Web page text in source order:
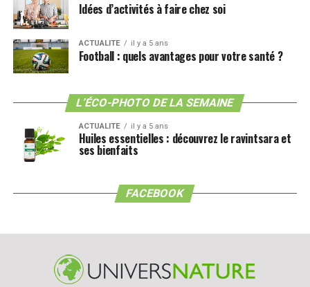
Idées d’activités à faire chez soi
ACTUALITE il y a 5 ans
Football : quels avantages pour votre santé ?
L’ÉCO-PHOTO DE LA SEMAINE
ACTUALITE il y a 5 ans
Huiles essentielles : découvrez le ravintsara et
ses bienfaits
FACEBOOK